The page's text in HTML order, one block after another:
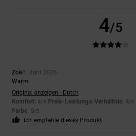
4/5
Zoë6. Juni 2026
Warm
Original anzeigen - Dutch
Komfort: 4/5 Preis-Leistungs-Verhältnis: 4/5
Farbe: 5/5
Ich empfehle dieses Produkt